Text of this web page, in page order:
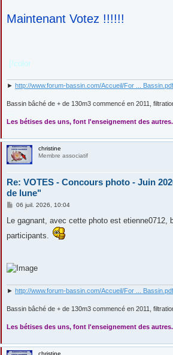
Maintenant Votez !!!!!!
.[/color
► http://www.forum-bassin.com/Accueil/For ... Bassin.pdf
Bassin bâché de + de 130m3 commencé en 2011,
Les bétises des uns, font l'enseignement des
christine
Membre associatif
Re: VOTES - Concours photo - Juin
de lune"
M
s
a
g
06 juil. 2026, 10:04
Le gagnant, avec cette photo est etienne0712,
participants.
► http://www.forum-bassin.com/Accueil/For ... Bassin.pdf
Bassin bâché de + de 130m3 commencé en 2011,
Les bétises des uns, font l'enseignement des
christine